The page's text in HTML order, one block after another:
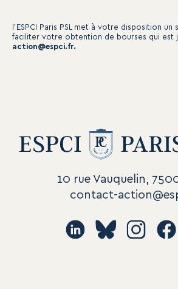
l’ESPCI Paris PSL met à votre disposition un
faciliter votre obtention de bourses qui est
action@espci.fr.
10 rue Vauquelin,
contact-